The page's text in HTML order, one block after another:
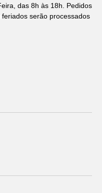
das 8h às 18h. Pedidos
serão processados